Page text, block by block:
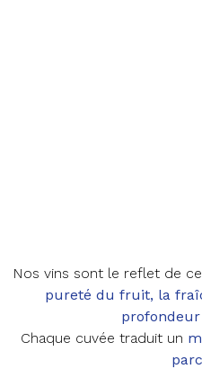
Nos vins sont le reflet de
pureté du fruit, la
Chaque cuvée traduit un